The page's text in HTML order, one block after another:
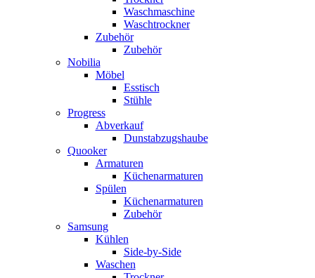
Waschmaschine
Waschtrockner
Zubehör
Zubehör
Nobilia
Möbel
Esstisch
Stühle
Progress
Abverkauf
Dunstabzugshaube
Quooker
Armaturen
Küchenarmaturen
Spülen
Küchenarmaturen
Zubehör
Samsung
Kühlen
Side-by-Side
Waschen